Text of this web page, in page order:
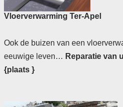
Vloerverwarming Ter-Apel
Ook de buizen van een
eeuwige leven… Reparatie van
{plaats }